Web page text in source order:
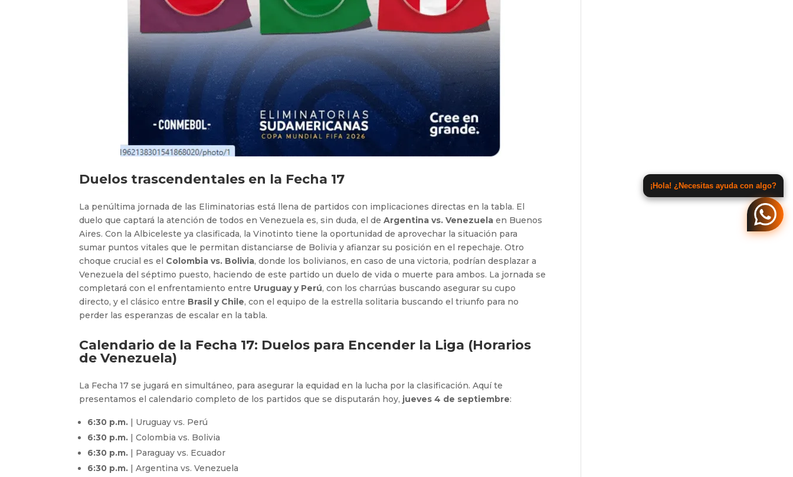
Duelos trascendentales en la Fecha 17
La penúltima jornada de las Eliminatorias está llena de partidos con implicaciones directas en la tabla. El
duelo que captará la atención de todos en Venezuela es, sin duda, el deArgentina vs. Venezuela en Buenos
Aires. Con la Albiceleste ya clasificada, la Vinotinto tiene la oportunidad de aprovechar la situación para
sumar puntos vitales que le permitan distanciarse de Bolivia y afianzar su posición en el repechaje. Otro
choque crucial es el Colombia vs. Bolivia, donde los bolivianos, en caso de una victoria, podrían desplazar a
Venezuela del séptimo puesto, haciendo de este partido un duelo de vida o muerte para ambos. La jornada se
completará con el enfrentamiento entre Uruguay y Perú, con los charrúas buscando asegurar su cupo
directo, y el clásico entre Brasil y Chile, con el equipo de la estrella solitaria buscando el triunfo para no
perder las esperanzas de escalar en la tabla.
Calendario de la Fecha 17: Duelos para Encender la Liga (Horarios
de Venezuela)
La Fecha 17 se jugará en simultáneo, para asegurar la equidad en la lucha por la clasificación. Aquí te
presentamos el calendario completo de los partidos que se disputarán hoy, jueves 4 de septiembre:
6:30 p.m. | Uruguay vs. Perú
6:30 p.m. | Colombia vs. Bolivia
6:30 p.m. | Paraguay vs. Ecuador
6:30 p.m. | Argentina vs. Venezuela
¡Hola! ¿Necesitas ayuda con algo?